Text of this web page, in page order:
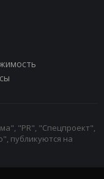
"PR", "Спецпроект",
публикуются на